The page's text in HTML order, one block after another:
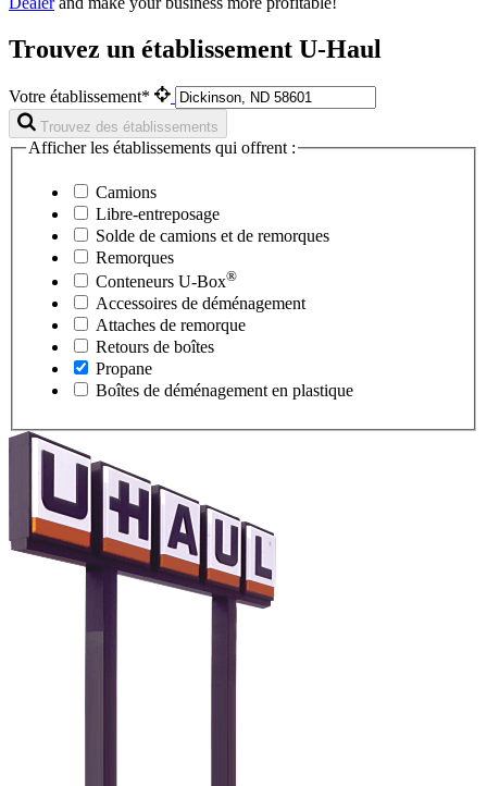
Trouvez un établissement U-Haul
Votre établissement*
Trouvez des établissements
Afficher les établissements qui offrent :
Camions
Libre-entreposage
Solde de camions et de remorques
Remorques
Conteneurs U-Box®
Accessoires de déménagement
Attaches de remorque
Retours de boîtes
Propane
Boîtes de déménagement en plastique